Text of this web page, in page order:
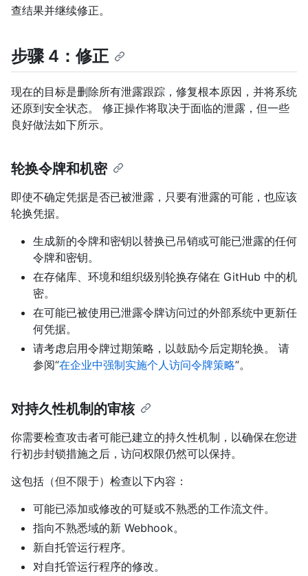
查结果并继续修正。
步骤 4：修正
现在的目标是删除所有泄露跟踪，修复根本原因，并将系统
还原到安全状态。 修正操作将取决于面临的泄露，但一些
良好做法如下所示。
轮换令牌和机密
即使不确定凭据是否已被泄露，只要有泄露的可能，也应该
轮换凭据。
生成新的令牌和密钥以替换已吊销或可能已泄露的任何
令牌和密钥。
在存储库、环境和组织级别轮换存储在 GitHub 中的机
密。
在可能已被使用已泄露令牌访问过的外部系统中更新任
何凭据。
请考虑启用令牌过期策略，以鼓励今后定期轮换。 请
参阅“在企业中强制实施个人访问令牌策略”。
对持久性机制的审核
你需要检查攻击者可能已建立的持久性机制，以确保在您进
行初步封锁措施之后，访问权限仍然可以保持。
这包括（但不限于）检查以下内容：
可能已添加或修改的可疑或不熟悉的工作流文件。
指向不熟悉域的新 Webhook。
新自托管运行程序。
对自托管运行程序的修改。